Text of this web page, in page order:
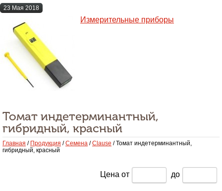
23 Мая 2018
Измерительные приборы
Томат индетерминантный,
гибридный, красный
Главная / Продукция /Семена /Clause / Томат индетерминантный,
гибридный, красный
Цена от до